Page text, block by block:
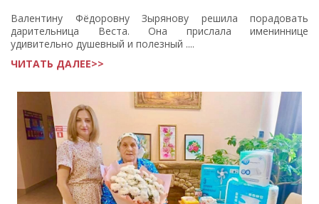
Валентину Фёдоровну Зырянову решила порадовать
дарительница Веста. Она прислала имениннице
удивительно душевный и полезный ....
ЧИТАТЬ ДАЛЕЕ>>